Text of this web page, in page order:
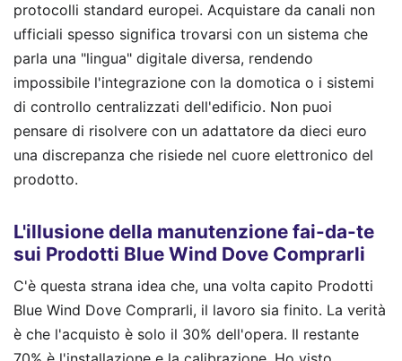
protocolli standard europei. Acquistare da canali non
ufficiali spesso significa trovarsi con un sistema che
parla una "lingua" digitale diversa, rendendo
impossibile l'integrazione con la domotica o i sistemi
di controllo centralizzati dell'edificio. Non puoi
pensare di risolvere con un adattatore da dieci euro
una discrepanza che risiede nel cuore elettronico del
prodotto.
L'illusione della manutenzione fai-da-te
sui Prodotti Blue Wind Dove Comprarli
C'è questa strana idea che, una volta capito Prodotti
Blue Wind Dove Comprarli, il lavoro sia finito. La verità
è che l'acquisto è solo il 30% dell'opera. Il restante